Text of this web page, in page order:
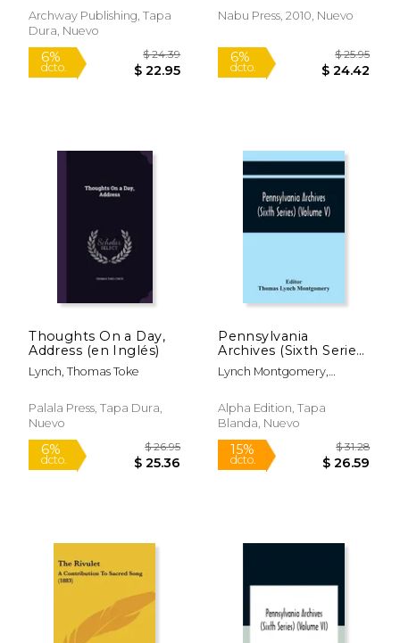
6%
dcto. $ 19.72
6%
dcto. $
Archway Publishing, Tapa
Dura, Nuevo
Nabu Press, 2010, Nuevo
Thoughts On a Day,
Address (en Inglés)
Lynch, Thomas Toke
Palala Press, Tapa Dura,
Nuevo
Pennsylvania
Archives (Sixth Series)
(Volume V) (en
Inglés)
Lynch Montgomery,
Alpha Edition, Tapa
Blanda, Nuevo